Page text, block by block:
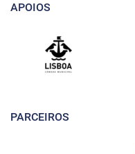
APOIOS
PARCEIROS